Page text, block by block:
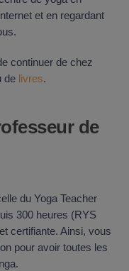
et en regardant
continuer de chez
de livres.
de
du Yoga Teacher
300 heures (RYS
certifiante. Ainsi, vous
pour avoir toutes les